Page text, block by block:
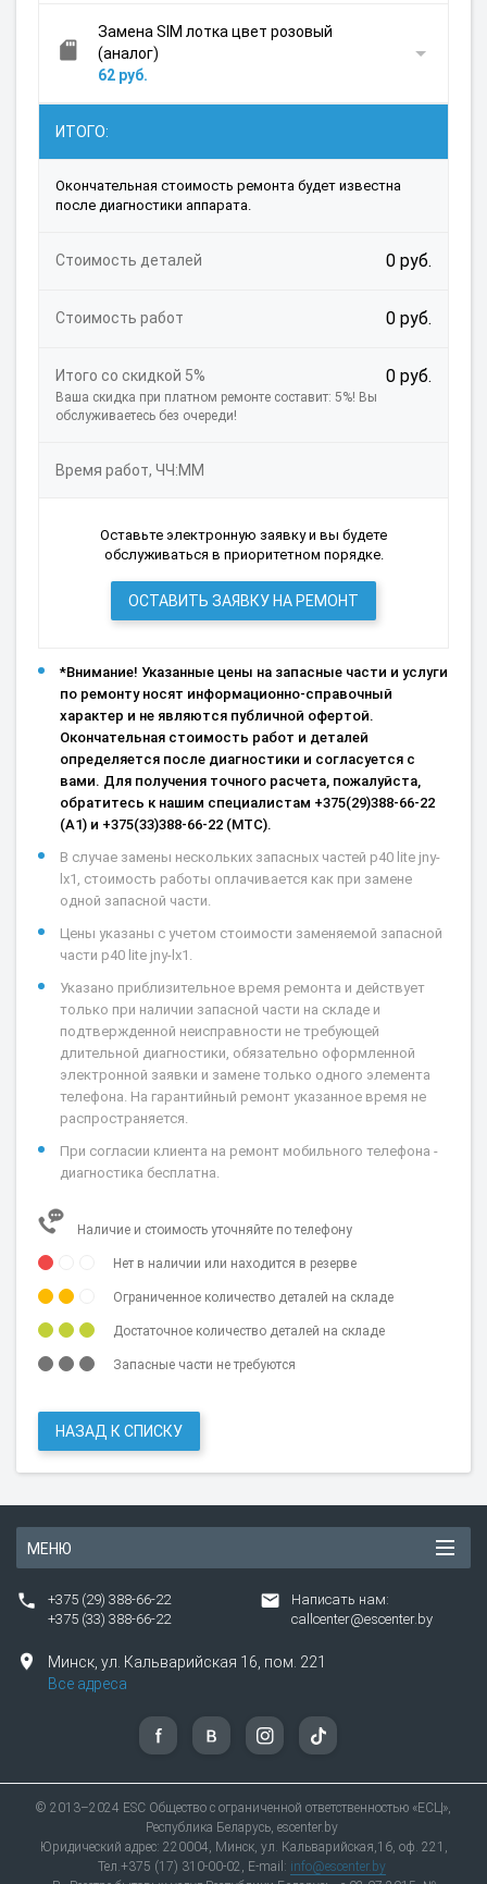
Замена SIM лотка цвет розовый
(аналог)
62 руб.
ИТОГО:
Окончательная стоимость ремонта будет известна
после диагностики аппарата.
0 руб.
Стоимость деталей
0 руб.
Стоимость работ
0 руб.
Итого со скидкой 5%
Ваша скидка при платном ремонте составит: 5%! Вы
обслуживаетесь без очереди!
Время работ, ЧЧ:ММ
Оставьте электронную заявку и вы будете
обслуживаться в приоритетном порядке.
ОСТАВИТЬ ЗАЯВКУ НА РЕМОНТ
*Внимание! Указанные цены на запасные части и услуги
по ремонту носят информационно-справочный
характер и не являются публичной офертой.
Окончательная стоимость работ и деталей
определяется после диагностики и согласуется с
вами. Для получения точного расчета, пожалуйста,
обратитесь к нашим специалистам +375(29)388-66-22
(А1) и +375(33)388-66-22 (МТС).
В случае замены нескольких запасных частей p40 lite jny-
lx1, стоимость работы оплачивается как при замене
одной запасной части.
Цены указаны с учетом стоимости заменяемой запасной
части p40 lite jny-lx1.
Указано приблизительное время ремонта и действует
только при наличии запасной части на складе и
подтвержденной неисправности не требующей
длительной диагностики, обязательно оформленной
электронной заявки и замене только одного элемента
телефона. На гарантийный ремонт указанное время не
распространяется.
При согласии клиента на ремонт мобильного телефона -
диагностика бесплатна.
Наличие и стоимость уточняйте по телефону
Нет в наличии или находится в резерве
Ограниченное количество деталей на складе
Достаточное количество деталей на складе
Запасные части не требуются
НАЗАД К СПИСКУ
МЕНЮ
+375 (29) 388-66-22
+375 (33) 388-66-22
Написать нам:
callcenter@escenter.by
Минск, ул. Кальварийская 16, пом. 221
Все адреса
© 2013–2024 ESC Общество с ограниченной ответственностью «ЕСЦ»,
Республика Беларусь, escenter.by
Юридический адрес: 220004, Минск, ул. Кальварийская,16, оф. 221,
Тел.+375 (17) 310-00-02, E-mail: info@escenter.by